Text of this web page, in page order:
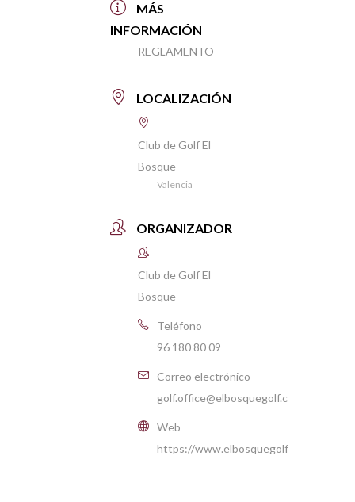
MÁS
INFORMACIÓN
REGLAMENTO
LOCALIZACIÓN
Club de Golf El
Bosque
Valencia
ORGANIZADOR
Club de Golf El
Bosque
Teléfono
96 180 80 09
Correo electrónico
golf.office@elbosquegolf.com
Web
https://www.elbosquegolf.com